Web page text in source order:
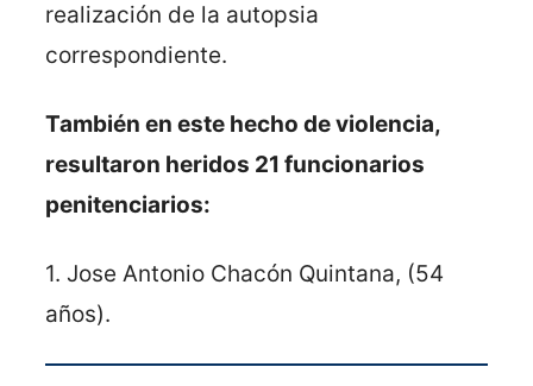
realización de la autopsia
correspondiente.
También en este hecho de violencia,
resultaron heridos 21 funcionarios
penitenciarios:
1. Jose Antonio Chacón Quintana, (54
años).